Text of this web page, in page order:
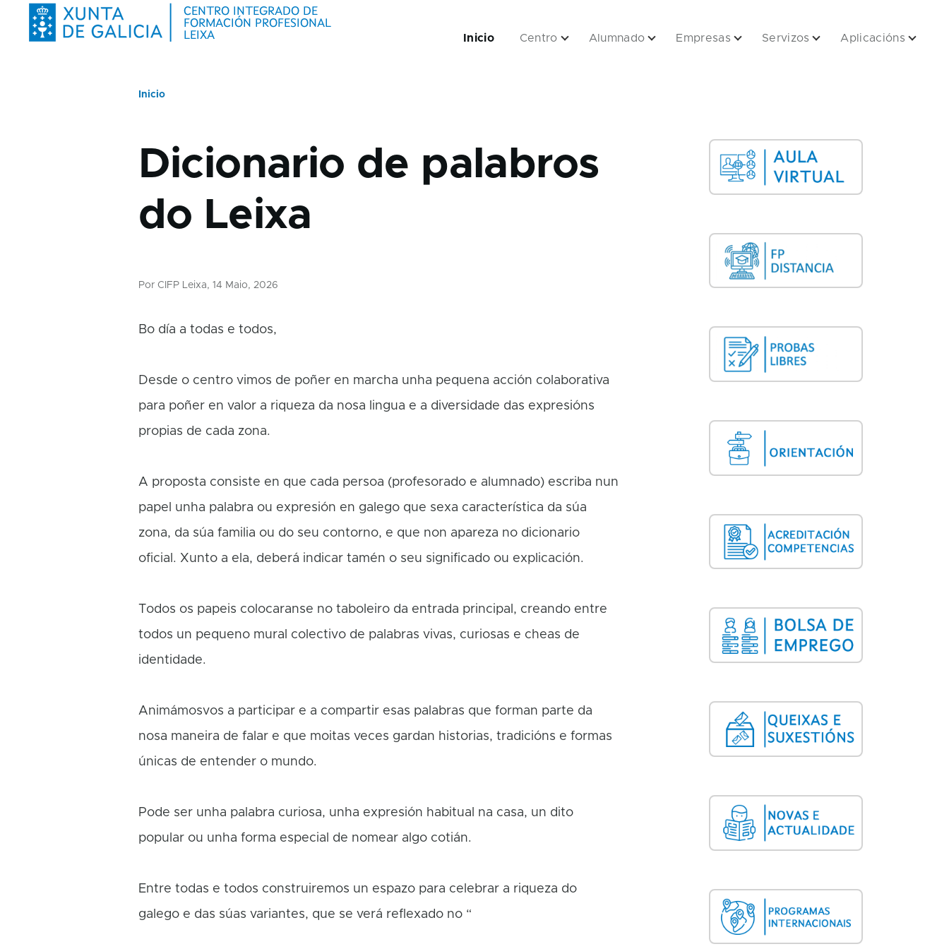
Ir o contido principal
Inicio
Centro
Centro sub-navigation Alumnado Empresas Servizos
Servizos sub-navigation Aplicacións
Aplicacións sub-navigation
de
pan
Inicio
Dicionario de palabros
do Leixa
Por CIFP Leixa, 14 Maio, 2026
Bo día a todas e todos,
Desde o centro vimos de poñer en marcha unha pequena acción colaborativa
para poñer en valor a riqueza da nosa lingua e a diversidade das expresións
propias de cada zona.
A proposta consiste en que cada persoa (profesorado e alumnado) escriba nun
papel unha palabra ou expresión en galego que sexa característica da súa
zona, da súa familia ou do seu contorno, e que non apareza no dicionario
oficial. Xunto a ela, deberá indicar tamén o seu significado ou explicación.
Todos os papeis colocaranse no taboleiro da entrada principal, creando entre
todos un pequeno mural colectivo de palabras vivas, curiosas e cheas de
identidade.
Animámosvos a participar e a compartir esas palabras que forman parte da
nosa maneira de falar e que moitas veces gardan historias, tradicións e formas
únicas de entender o mundo.
Pode ser unha palabra curiosa, unha expresión habitual na casa, un dito
popular ou unha forma especial de nomear algo cotián.
Entre todas e todos construiremos un espazo para celebrar a riqueza do
galego e das súas variantes, que se verá reflexado no “